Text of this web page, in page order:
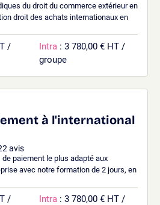
du droit du commerce extérieur en
droit des achats internationaux en
/
Intra : 3 780,00 € HT /
groupe
à l'international
avis
paiement le plus adapté aux
avec notre formation de 2 jours, en
/
Intra : 3 780,00 € HT /